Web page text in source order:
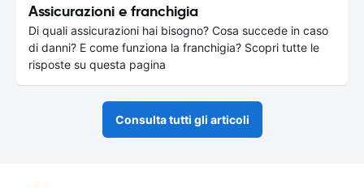
Assicurazioni e franchigia
Di quali assicurazioni hai bisogno? Cosa succede in caso
di danni? E come funziona la franchigia? Scopri tutte le
risposte su questa pagina
Consulta tutti gli articoli